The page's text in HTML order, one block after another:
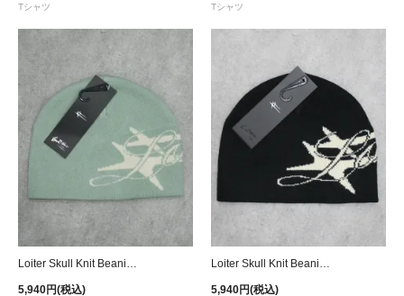
Tシャツ Tシャツ
5,940円(税込) 5,940円(税込)